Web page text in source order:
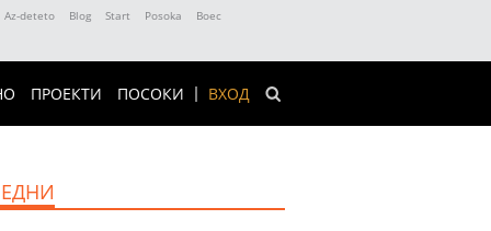
Az-deteto Blog Start Posoka
Boec
ВХОД
ПРОЕКТИ ПОСОКИ